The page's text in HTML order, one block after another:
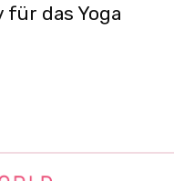
für das Yoga